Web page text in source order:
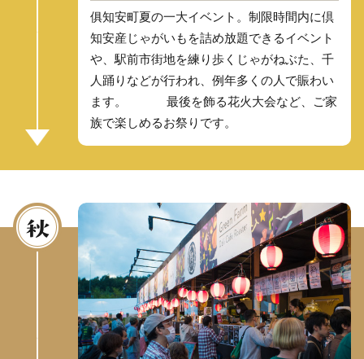
俱知安町夏の一大イベント。制限時間内に倶
知安産じゃがいもを詰め放題できるイベント
や、駅前市街地を練り歩くじゃがねぶた、千
人踊りなどが行われ、例年多くの人で賑わい
ます。 最後を飾る花火大会など、ご家
族で楽しめるお祭りです。